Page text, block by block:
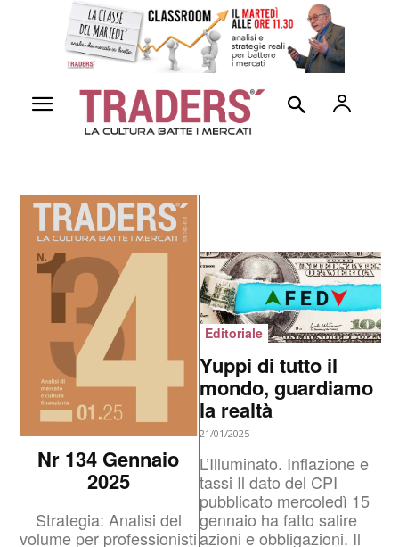
Nr 134 Gennaio
2025
Strategia: Analisi del
volume per professionisti
Editoriale
Yuppi di tutto il
mondo, guardiamo
la realtà
21/01/2025
L’Illuminato. Inflazione e
tassi Il dato del CPI
pubblicato mercoledì 15
gennaio ha fatto salire
azioni e obbligazioni. Il